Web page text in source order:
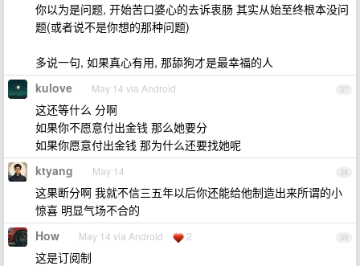
你以为是问题, 开始苦口婆心的去诉衷肠 其实从始至终根本没问
题(或者说不是你想的那种问题)
多说一句, 如果真心有用, 那舔狗才是最幸福的人
37
kulove May 14 via Android
这还等什么 分啊
如果你不愿意付出金钱 那么她要分
如果你愿意付出金钱 那为什么还要找她呢
38
ktyang May 14
这果断分啊 我就不信三五年以后你还能给他制造出来所谓的小
惊喜 明显气场不合的
39
How May 14 via Android 2
这是订阅制